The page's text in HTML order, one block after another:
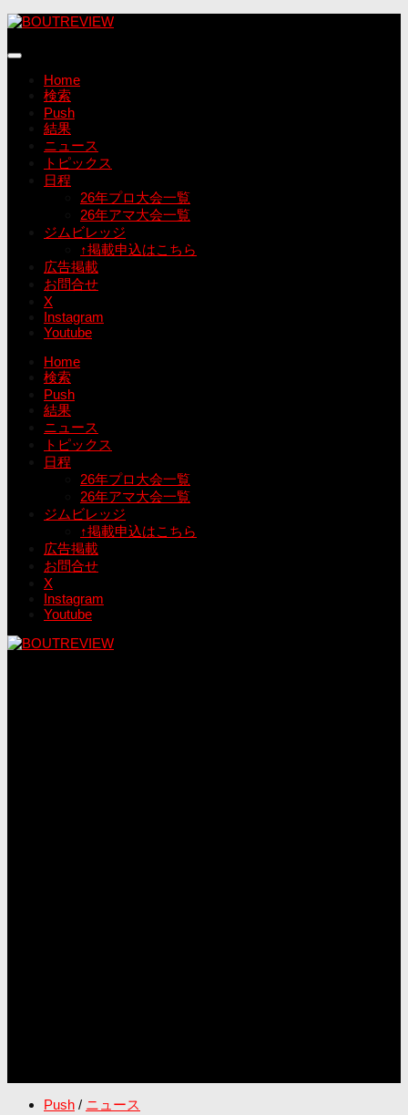
コ
テ
Home
検索
Push
結果
ニュース
トピックス
日程
26年プロ大会一覧
26年アマ大会一覧
ジムビレッジ
↑掲載申込はこちら
広告掲載
お問合せ
X
Instagram
Youtube
Home
検索
Push
結果
ニュース
トピックス
日程
26年プロ大会一覧
26年アマ大会一覧
ジムビレッジ
↑掲載申込はこちら
広告掲載
お問合せ
X
Instagram
Youtube
Push / ニュース